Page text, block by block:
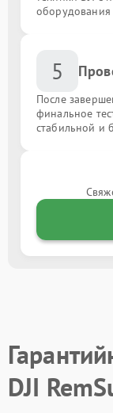
5
После
финальное
стабильной и
DJI